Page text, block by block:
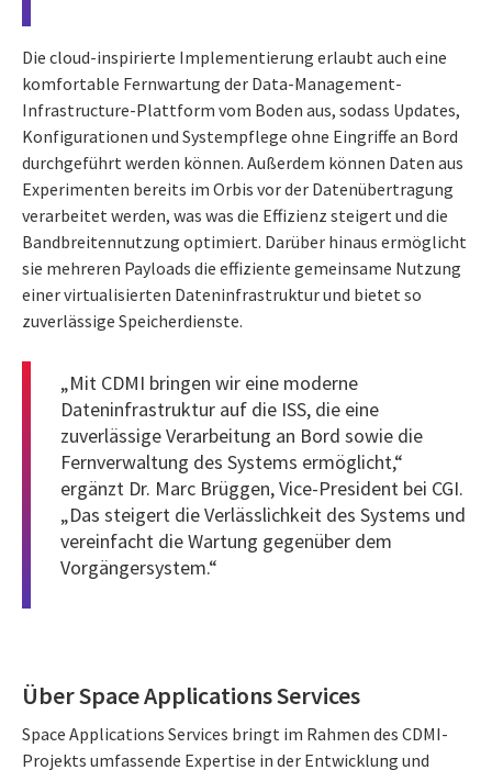
Die cloud-inspirierte Implementierung erlaubt auch eine
komfortable Fernwartung der Data-Management-
Infrastructure-Plattform vom Boden aus, sodass Updates,
Konfigurationen und Systempflege ohne Eingriffe an Bord
durchgeführt werden können. Außerdem können Daten aus
Experimenten bereits im Orbis vor der Datenübertragung
verarbeitet werden, was was die Effizienz steigert und die
Bandbreitennutzung optimiert. Darüber hinaus ermöglicht
sie mehreren Payloads die effiziente gemeinsame Nutzung
einer virtualisierten Dateninfrastruktur und bietet so
zuverlässige Speicherdienste.
„Mit CDMI bringen wir eine moderne
Dateninfrastruktur auf die ISS, die eine
zuverlässige Verarbeitung an Bord sowie die
Fernverwaltung des Systems ermöglicht,“
ergänzt Dr. Marc Brüggen, Vice-President bei CGI.
„Das steigert die Verlässlichkeit des Systems und
vereinfacht die Wartung gegenüber dem
Vorgängersystem.“
Über Space Applications Services
Space Applications Services bringt im Rahmen des CDMI-
Projekts umfassende Expertise in der Entwicklung und